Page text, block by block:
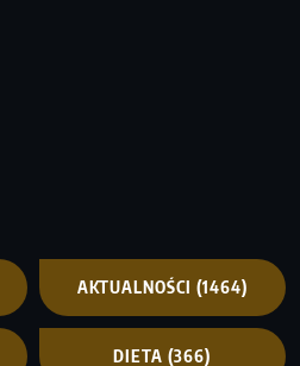
AKTUALNOŚCI (1464)
DIETA (366)